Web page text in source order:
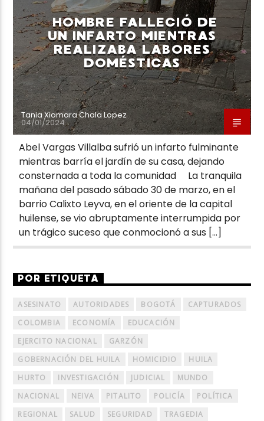
HOMBRE FALLECIÓ DE
UN INFARTO MIENTRAS
REALIZABA LABORES
DOMÉSTICAS
Tania Xiomara Chala Lopez
04/01/2024
Abel Vargas Villalba sufrió un infarto fulminante
mientras barría el jardín de su casa, dejando
consternada a toda la comunidad La tranquila
mañana del pasado sábado 30 de marzo, en el
barrio Calixto Leyva, en el oriente de la capital
huilense, se vio abruptamente interrumpida por
un trágico suceso que conmocionó a sus […]
POR ETIQUETA
ASESINATO AUTORIDADES BOGOTÁ
CAPTURADOS
COLOMBIA
ECONOMÍA
EDUCACIÓN
EJERCITO NACIONAL
GARZÓN
GOBERNACIÓN DEL HUILA
HOMICIDIO
HUILA
HURTO
INVESTIGACIÓN JUDICIAL
MUNDO
NACIONAL
NEIVA PITALITO POLICÍA
POLÍTICA
REGIONAL
SALUD SEGURIDAD
TRAGEDIA